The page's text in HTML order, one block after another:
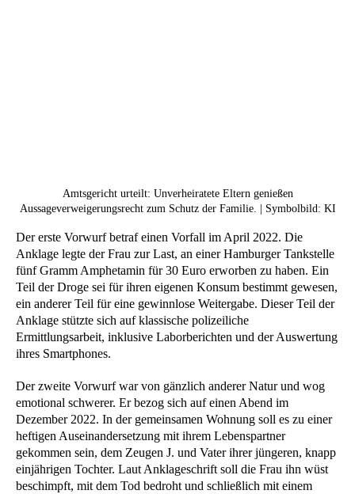
Amtsgericht urteilt: Unverheiratete Eltern genießen
Aussageverweigerungsrecht zum Schutz der Familie. | Symbolbild: KI
Der erste Vorwurf betraf einen Vorfall im April 2022. Die
Anklage legte der Frau zur Last, an einer Hamburger Tankstelle
fünf Gramm Amphetamin für 30 Euro erworben zu haben. Ein
Teil der Droge sei für ihren eigenen Konsum bestimmt gewesen,
ein anderer Teil für eine gewinnlose Weitergabe. Dieser Teil der
Anklage stützte sich auf klassische polizeiliche
Ermittlungsarbeit, inklusive Laborberichten und der Auswertung
ihres Smartphones.
Der zweite Vorwurf war von gänzlich anderer Natur und wog
emotional schwerer. Er bezog sich auf einen Abend im
Dezember 2022. In der gemeinsamen Wohnung soll es zu einer
heftigen Auseinandersetzung mit ihrem Lebenspartner
gekommen sein, dem Zeugen J. und Vater ihrer jüngeren, knapp
einjährigen Tochter. Laut Anklageschrift soll die Frau ihn wüst
beschimpft, mit dem Tod bedroht und schließlich mit einem